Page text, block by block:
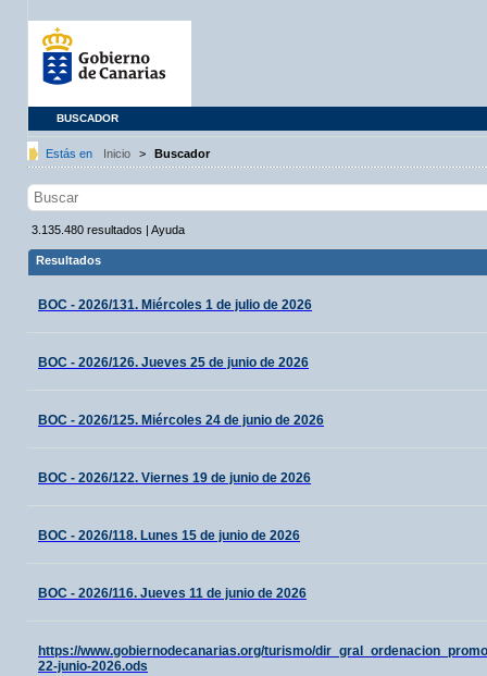
BUSCADOR
Estás en Inicio > Buscador
3.135.480 resultados | Ayuda
Resultados
BOC - 2026/131. Miércoles 1 de julio de 2026
BOC - 2026/126. Jueves 25 de junio de 2026
BOC - 2026/125. Miércoles 24 de junio de 2026
BOC - 2026/122. Viernes 19 de junio de 2026
BOC - 2026/118. Lunes 15 de junio de 2026
BOC - 2026/116. Jueves 11 de junio de 2026
https://www.gobiernodecanarias.org/turismo/
22-junio-2026.ods